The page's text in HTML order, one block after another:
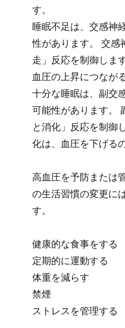
す。
睡眠不足は、交感神
性があります。 交感
走」反応を制御しま
血圧の上昇につなが
十分な睡眠は、副交
可能性があります。
と消化」反応を制御
化は、血圧を下げる
高血圧を予防または
の生活習慣の変更に
す。
健康的な食事をする
定期的に運動する
体重を減らす
禁煙
ストレスを管理する